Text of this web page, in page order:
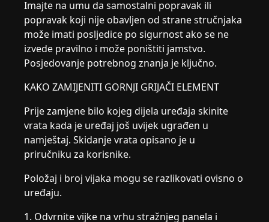
Imajte na umu da samostalni popravak ili
popravak koji nije obavljen od strane stručnjaka
može imati posljedice po sigurnost ako se ne
izvede pravilno i može poništiti jamstvo.
Posjedovanje potrebnog znanja je ključno.
KAKO ZAMIJENITI GORNJI GRIJAČI ELEMENT
Prije zamjene bilo kojeg dijela uređaja skinite
vrata kada je uređaj još uvijek ugrađen u
namještaj. Skidanje vrata opisano je u
priručniku za korisnike.
Položaj i broj vijaka mogu se razlikovati ovisno o
uređaju.
1. Odvrnite vijke na vrhu stražnjeg panela i